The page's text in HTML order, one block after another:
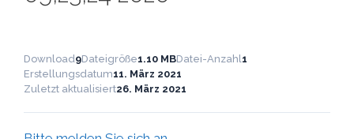
Download9Dateigröße1.10 MBDatei-Anzahl1
Erstellungsdatum11. März 2021
Zuletzt aktualisiert26. März 2021